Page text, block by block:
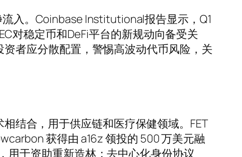
入。Coinbase Institutional报告显示，Q1
对稳定币和DeFi平台的新规动向备受关
者应分散配置，警惕高波动代币风险，关
结合，用于供应链和医疗保健领域。FET
获得由 a16z 领投的 500 万美元融
用于资助重新造林；去中心化身份协议